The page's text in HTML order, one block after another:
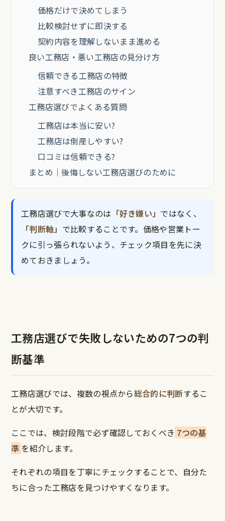
価格だけで決めてしまう
比較検討せずに即決する
契約内容を理解しないまま進める
良い工務店・悪い工務店の見分け方
信頼できる工務店の特徴
注意すべき工務店のサイン
工務店選びでよくある質問
工務店は本当に安い?
工務店は倒産しやすい?
口コミは信頼できる?
まとめ｜後悔しない工務店選びのために
工務店選びで大事なのは 「好き嫌い」 ではなく、
「判断軸」 で比較することです。価格や営業トー
クに引っ張られないよう、チェック項目を先に決
めておきましょう。
工務店選びで失敗しないための7つの判
断基準
工務店選びでは、複数の視点から総合的に判断するこ
とが大切です。
ここでは、検討段階で必ず確認しておくべき 7つの基
準 を紹介します。
それぞれの項目を丁寧にチェックすることで、自分た
ちに合った工務店を見つけやすくなります。